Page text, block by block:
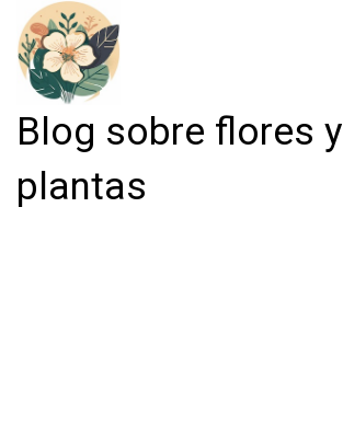
Blog sobre flores y
plantas